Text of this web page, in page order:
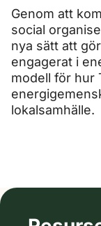
Genom att
social
nya sätt att
engagerat i
modell för hur
lokalsamhälle.